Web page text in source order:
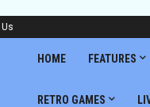
HOME FEATURES
RETRO GAMES